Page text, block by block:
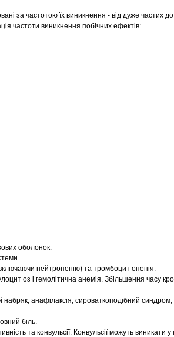
за частотою їх виникнення - від дуже частих
частоти виникнення побічних ефектів:
оболонок.
нейтропенію) та тромбоцит опенія.
оз і гемолітична анемія. Збільшення часу
анафілаксія, сироваткоподібний синдром,
біль.
та конвульсії. Конвульсії можуть